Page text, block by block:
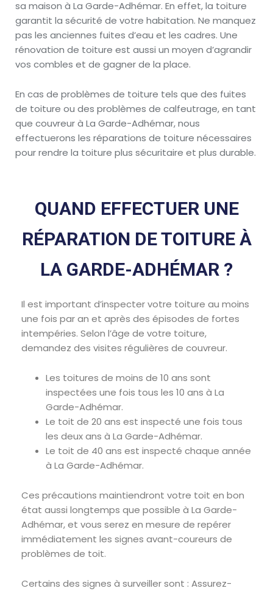
sa maison à La Garde-Adhémar. En effet, la toiture
garantit la sécurité de votre habitation. Ne manquez
pas les anciennes fuites d’eau et les cadres. Une
rénovation de toiture est aussi un moyen d’agrandir
vos combles et de gagner de la place.
En cas de problèmes de toiture tels que des fuites
de toiture ou des problèmes de calfeutrage, en tant
que couvreur à La Garde-Adhémar, nous
effectuerons les réparations de toiture nécessaires
pour rendre la toiture plus sécuritaire et plus durable.
QUAND EFFECTUER UNE
RÉPARATION DE TOITURE À
LA GARDE-ADHÉMAR ?
Il est important d’inspecter votre toiture au moins
une fois par an et après des épisodes de fortes
intempéries. Selon l’âge de votre toiture,
demandez des visites régulières de couvreur.
Les toitures de moins de 10 ans sont
inspectées une fois tous les 10 ans à La
Garde-Adhémar.
Le toit de 20 ans est inspecté une fois tous
les deux ans à La Garde-Adhémar.
Le toit de 40 ans est inspecté chaque année
à La Garde-Adhémar.
Ces précautions maintiendront votre toit en bon
état aussi longtemps que possible à La Garde-
Adhémar, et vous serez en mesure de repérer
immédiatement les signes avant-coureurs de
problèmes de toit.
Certains des signes à surveiller sont : Assurez-